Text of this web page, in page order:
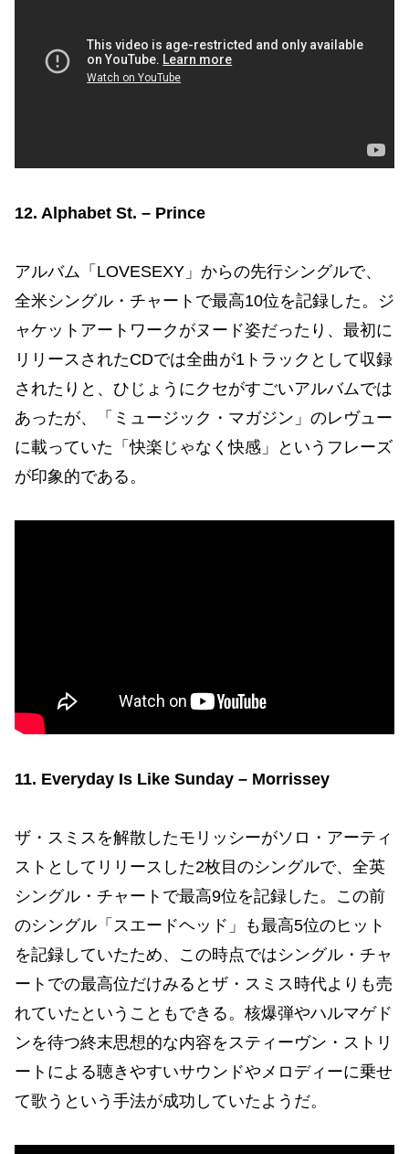
12. Alphabet St. – Prince
アルバム「LOVESEXY」からの先行シングルで、
全米シングル・チャートで最高10位を記録した。ジ
ャケットアートワークがヌード姿だったり、最初に
リリースされたCDでは全曲が1トラックとして収録
されたりと、ひじょうにクセがすごいアルバムでは
あったが、「ミュージック・マガジン」のレヴュー
に載っていた「快楽じゃなく快感」というフレーズ
が印象的である。
11. Everyday Is Like Sunday – Morrissey
ザ・スミスを解散したモリッシーがソロ・アーティ
ストとしてリリースした2枚目のシングルで、全英
シングル・チャートで最高9位を記録した。この前
のシングル「スエードヘッド」も最高5位のヒット
を記録していたため、この時点ではシングル・チャ
ートでの最高位だけみるとザ・スミス時代よりも売
れていたということもできる。核爆弾やハルマゲド
ンを待つ終末思想的な内容をスティーヴン・ストリ
ートによる聴きやすいサウンドやメロディーに乗せ
て歌うという手法が成功していたようだ。